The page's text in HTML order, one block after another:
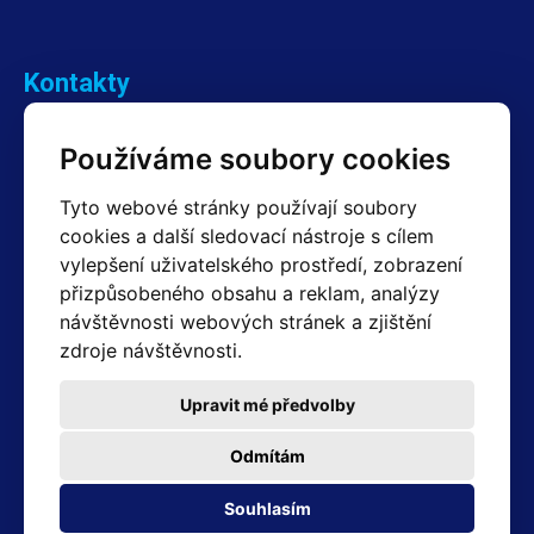
Používáme soubory cookies
Tyto webové stránky používají soubory
cookies a další sledovací nástroje s cílem
vylepšení uživatelského prostředí, zobrazení
přizpůsobeného obsahu a reklam, analýzy
návštěvnosti webových stránek a zjištění
zdroje návštěvnosti.
Souhlasím
Odmítám
Upravit mé předvolby
Kontakty
+420 603 357 606 +420 605 234 204
Fakturační a expediční oddělení
+420 605 259 759 (Po–Pá: 7:30 – 15:00)
Technické oddělení
+420 603 355 085 (Po–Pá: 8:00 – 16:00)
servis@hotair.cz
Platba jen v hotovosti
Adresa prodejny